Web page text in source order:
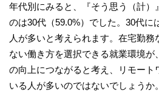
年代別にみると、『そう思う（計）
のは30代（59.0%）でした。30代に
人が多いと考えられます。在宅勤
ない働き方を選択できる就業環境が
の向上につながると考え、リモート
いる人が多いのではないでしょうか。